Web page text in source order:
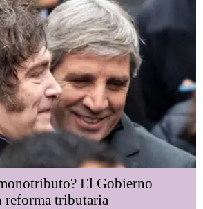
El Gobierno
reforma tributaria